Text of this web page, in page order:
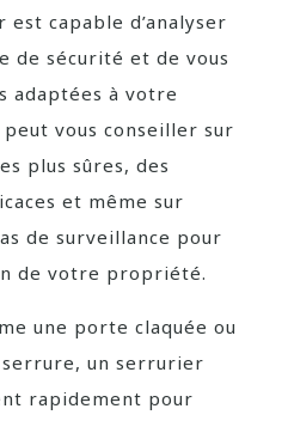
capable d’analyser
de sécurité et de vous
adaptées à votre
vous conseiller sur
plus sûres, des
et même sur
de surveillance pour
de votre propriété.
une porte claquée ou
serrure, un serrurier
rapidement pour